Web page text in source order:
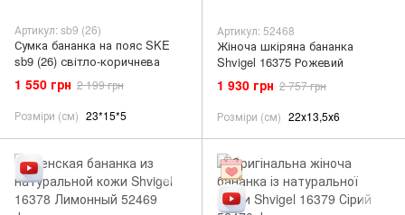
Артикул: sb9 (26)
Сумка бананка на пояс SKE
sb9 (26) світло-коричнева
1 550 грн 2 199 грн
Розміри (см) 23*15*5
Артикул: 52468
Жіноча шкіряна бананка
Shvigel 16375 Рожевий
1 930 грн 2 757 грн
Розміри (см) 22х13,5х6